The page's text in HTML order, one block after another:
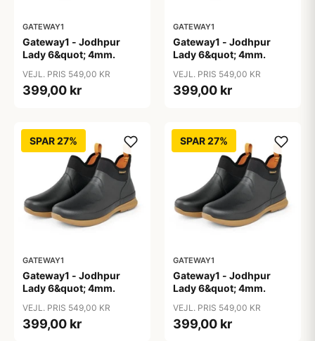
GATEWAY1
Gateway1 - Jodhpur
Lady 6&quot; 4mm.
VEJL. PRIS 549,00 KR
399,00 kr
GATEWAY1
Gateway1 - Jodhpur
Lady 6&quot; 4mm.
VEJL. PRIS 549,00 KR
399,00 kr
SPAR 27%
GATEWAY1
Gateway1 - Jodhpur
Lady 6&quot; 4mm.
VEJL. PRIS 549,00 KR
399,00 kr
SPAR 27%
GATEWAY1
Gateway1 - Jodhpur
Lady 6&quot; 4mm.
VEJL. PRIS 549,00 KR
399,00 kr